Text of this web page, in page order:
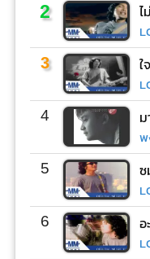
2
3 ใ
4
พ
5 ซ
6 อ